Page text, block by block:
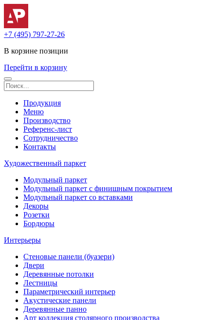
+7 (495) 797-27-26
В корзине позиции
Перейти в корзину
Продукция
Меню
Производство
Референс-лист
Сотрудничество
Контакты
Художественный паркет
Модульный паркет
Модульный паркет с финишным покрытием
Модульный паркет со вставками
Декоры
Розетки
Бордюры
Интерьеры
Стеновые панели (буазери)
Двери
Деревянные потолки
Лестницы
Параметрический интерьер
Акустические панели
Деревянные панно
Арт коллекция столярного производства